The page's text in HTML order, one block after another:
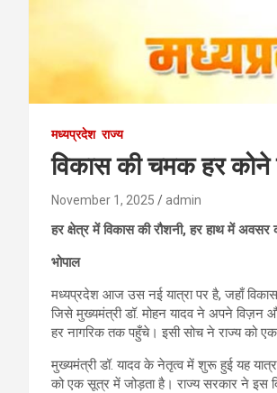
मध्यप्रदेश राज्य
विकास की चमक हर
November 1, 2025 admin
हर क्षेत्र में विकास की रौशनी, हर हाथ में अवसर
भोपाल
मध्यप्रदेश आज उस नई यात्रा पर है, जहाँ
जिसे मुख्यमंत्री डॉ. मोहन यादव ने अपने विज़न
हर नागरिक तक पहुँचे। इसी सोच ने राज्य को
मुख्यमंत्री डॉ. यादव के नेतृत्व में शुरू हुई यह
को एक सूत्र में जोड़ता है। राज्य सरकार ने इस